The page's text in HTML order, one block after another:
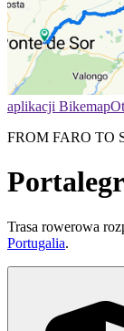
aplikacji Bikemap
FROM FARO TO
Trasa rowerowa
Portugalia.